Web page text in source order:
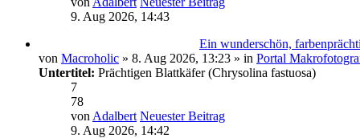
9. Aug 2026, 14:43
Ein wunderschön,
von Macroholic » 8. Aug 2026, 13:23 » in Portal
Untertitel: Prächtigen Blattkäfer (Chrysolina fastuosa)
7
78
von Adalbert Neuester Beitrag
9. Aug 2026, 14:42